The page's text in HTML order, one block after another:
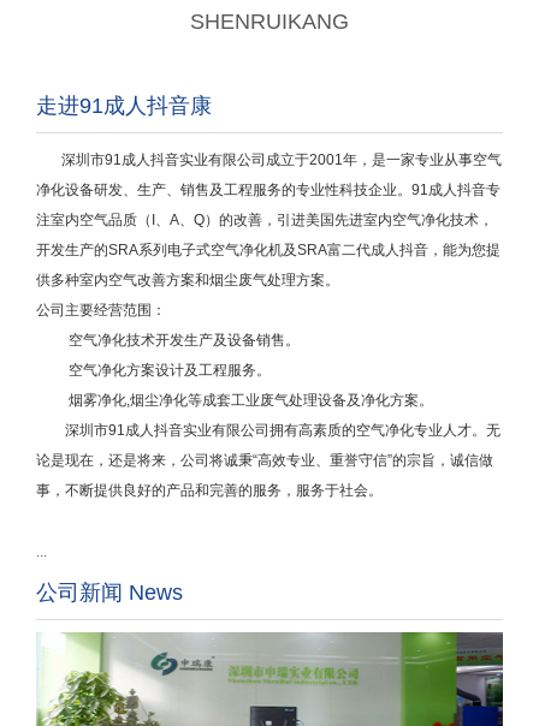
SHENRUIKANG
走进91成人抖音康
深圳市91成人抖音实业有限公司成立于2001年，是一家专业从事空气
净化设备研发、生产、销售及工程服务的专业性科技企业。91成人抖音专
注室内空气品质（I、A、Q）的改善，引进美国先进室内空气净化技术，
开发生产的SRA系列电子式空气净化机及SRA富二代成人抖音，能为您提
供多种室内空气改善方案和烟尘废气处理方案。
公司主要经营范围：
空气净化技术开发生产及设备销售。
空气净化方案设计及工程服务。
烟雾净化,烟尘净化等成套工业废气处理设备及净化方案。
深圳市91成人抖音实业有限公司拥有高素质的空气净化专业人才。无
论是现在，还是将来，公司将诚秉“高效专业、重誉守信”的宗旨，诚信做
事，不断提供良好的产品和完善的服务，服务于社会。
公司新闻 News